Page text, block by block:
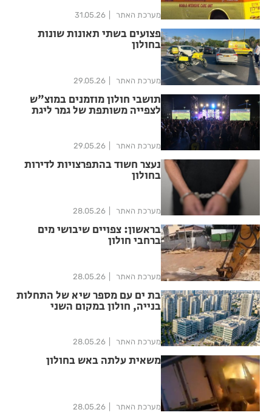
מערכת האתר 31.05.26
פצועים בשתי תאונות שונות
בחולון
מערכת האתר 29.05.26
תושבי חולון מוזמנים במוצ"ש
לצפייה משותפת של גמר ליגת
מערכת האתר 29.05.26
נעצר חשוד בהתפרצויות לדירות
בחולון
מערכת האתר 28.05.26
בראשון: צפויים שיבושי מים
ברחבי חולון
מערכת האתר 28.05.26
בת ים עם מספר שיא של התחלות
בנייה, חולון במקום השני
מערכת האתר 28.05.26
משאית עלתה באש בחולון
מערכת האתר 28.05.26